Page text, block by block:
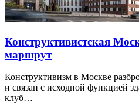
Конструктивистская
маршрут
Конструктивизм в Москве
и связан с исходной функцией
клуб…